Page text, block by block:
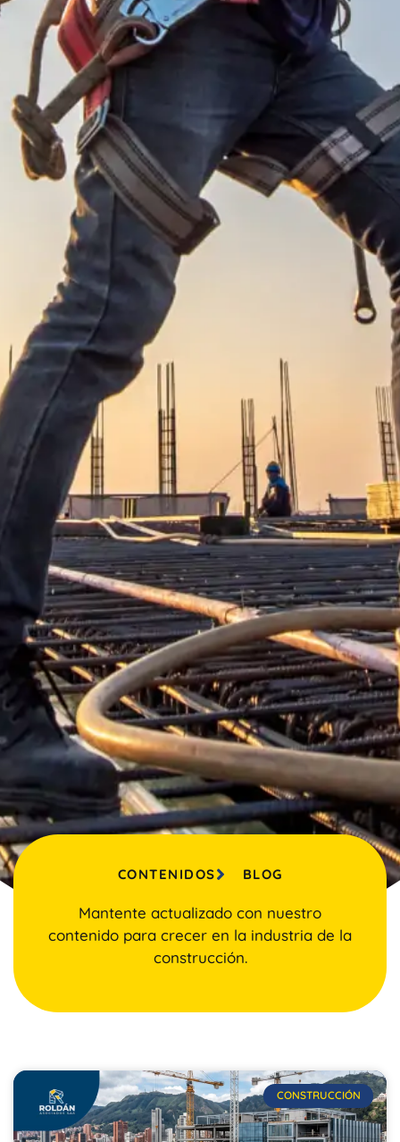
CONTENIDOS BLOG
Mantente actualizado con nuestro
contenido para crecer en la industria de la
construcción.
CONSTRUCCIÓN